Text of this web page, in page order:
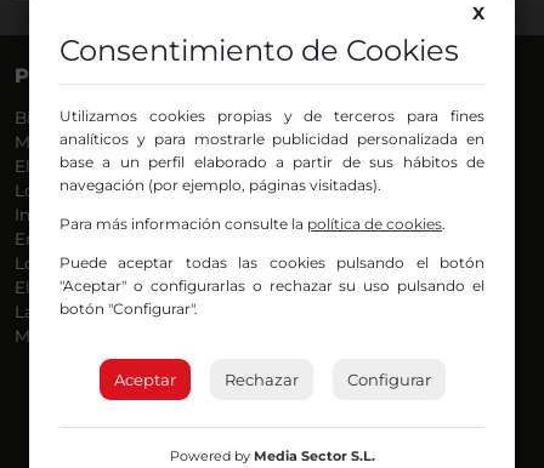
PROGRAMAS
Bilbosport
Más Música
El Madrugador
Lo Más Nuevo
Informativos
En Ruta
Locos por la Música
El Supermadrugador
La Mañana de Radio Nervión
Más Madrugada
Agurtzane
Belén Ollero
Dani
Eduardo
Eva Argote
Endika
Iker
Iñigo
Joseba
Mar y Cielo
Miguel Ángel
X
Consentimiento de Cookies
Utilizamos cookies propias y de terceros para fines
analíticos y para mostrarle publicidad personalizada en
base a un perfil elaborado a partir de sus hábitos de
navegación (por ejemplo, páginas visitadas).
Para más información consulte la política de cookies.
Puede aceptar todas las cookies pulsando el botón
"Aceptar" o configurarlas o rechazar su uso pulsando el
botón "Configurar".
Aceptar Rechazar Configurar
Powered by Media Sector S.L.